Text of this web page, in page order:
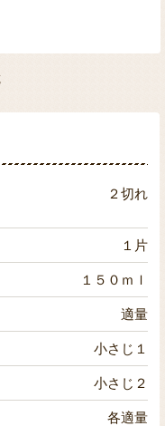
２切れ
１片
１５０ｍｌ
適量
小さじ１
小さじ２
各適量